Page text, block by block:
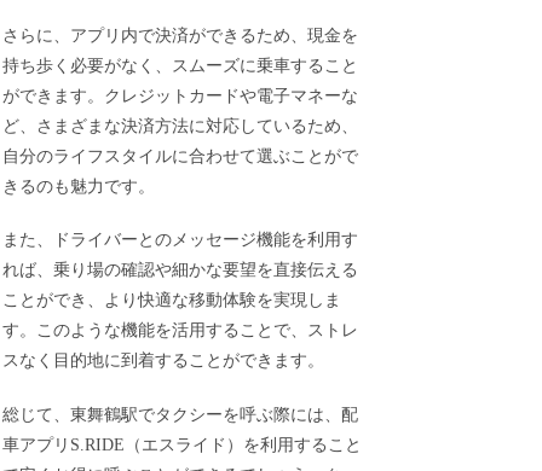
さらに、アプリ内で決済ができるため、現金を
持ち歩く必要がなく、スムーズに乗車すること
ができます。クレジットカードや電子マネーな
ど、さまざまな決済方法に対応しているため、
自分のライフスタイルに合わせて選ぶことがで
きるのも魅力です。
また、ドライバーとのメッセージ機能を利用す
れば、乗り場の確認や細かな要望を直接伝える
ことができ、より快適な移動体験を実現しま
す。このような機能を活用することで、ストレ
スなく目的地に到着することができます。
総じて、東舞鶴駅でタクシーを呼ぶ際には、配
車アプリS.RIDE（エスライド）を利用すること